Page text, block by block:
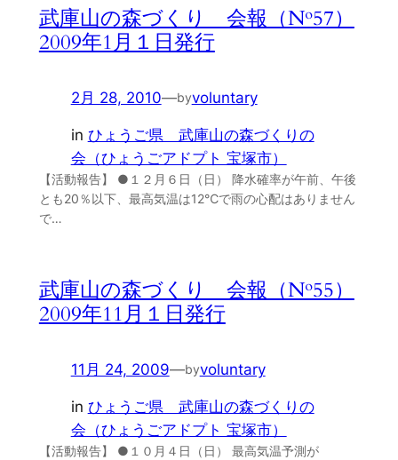
武庫山の森づくり 会報（№57）
2009年1月１日発行
2月 28, 2010—byvoluntary
in ひょうご県 武庫山の森づくりの
会（ひょうごアドプト 宝塚市）
【活動報告】 ●１２月６日（日） 降水確率が午前、午後
とも20％以下、最高気温は12℃で雨の心配はありません
で…
武庫山の森づくり 会報（№55）
2009年11月１日発行
11月 24, 2009—byvoluntary
in ひょうご県 武庫山の森づくりの
会（ひょうごアドプト 宝塚市）
【活動報告】 ●１０月４日（日） 最高気温予測が